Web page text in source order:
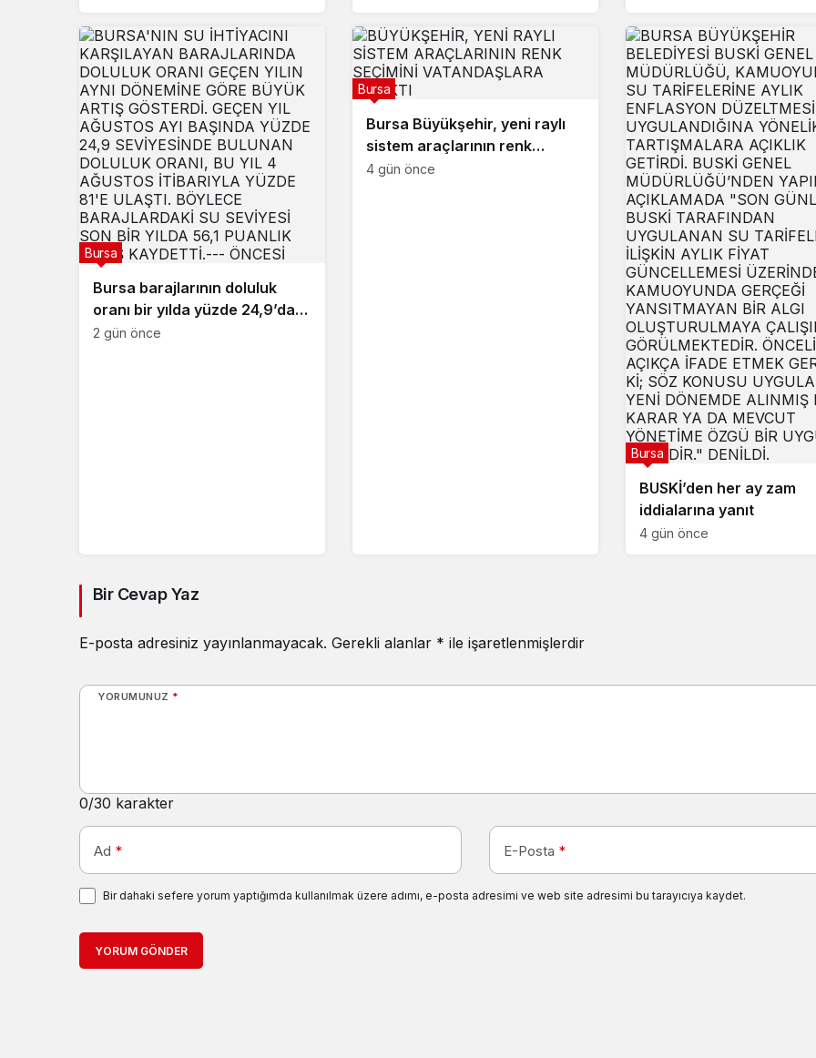
Bursa barajlarının doluluk
oranı bir yılda yüzde 24,9’dan
yüzde 81’e yükseldi
Bursa
2 gün önce
Bursa Büyükşehir, yeni raylı
sistem araçlarının renk
seçimini vatandaşlara bıraktı
Bursa
4 gün önce
BUSKİ’den her ay zam
iddialarına yanıt
Bursa
4 gün önce
Bir Cevap Yaz
E-posta adresiniz yayınlanmayacak. Gerekli alanlar * ile işaretlenmişlerdir
YORUMUNUZ *
0/30 karakter
Ad * E-Posta *
Bir dahaki sefere yorum yaptığımda kullanılmak üzere adımı, e-posta adresimi ve web site adresimi bu tarayıcıya kaydet.
YORUM GÖNDER